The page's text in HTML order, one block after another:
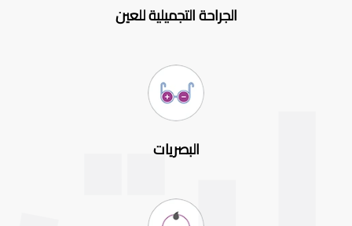
الجراحة التجميلية للعين
البصريات